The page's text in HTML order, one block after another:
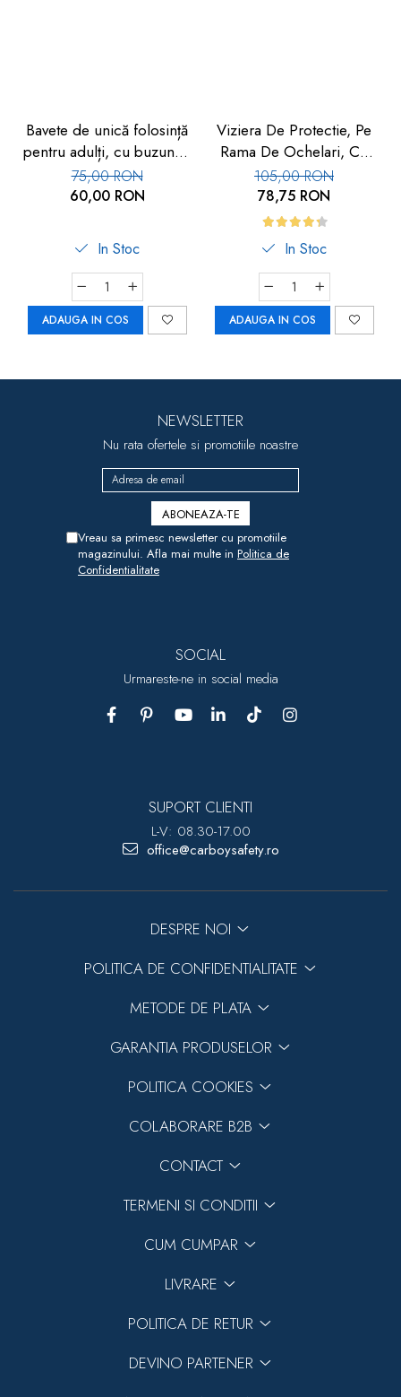
Bavete de unică folosință
pentru adulți, cu buzunar,
set 50 buc, FM-108
75,00 RON
60,00 RON
In Stoc
ADAUGA IN COS
Viziera De Protectie, Pe
Rama De Ochelari, Cu
Folie De Protectie
Inlocuibila, Set 10 Buc,
Car-Boy Safety
105,00 RON
78,75 RON
In Stoc
ADAUGA IN COS
NEWSLETTER
Nu rata ofertele si promotiile noastre
Vreau sa primesc newsletter cu promotiile
magazinului. Afla mai multe in Politica de
Confidentialitate
SOCIAL
Urmareste-ne in social media
SUPORT CLIENTI
L-V: 08.30-17.00
office@carboysafety.ro
DESPRE NOI
POLITICA DE CONFIDENTIALITATE
METODE DE PLATA
GARANTIA PRODUSELOR
POLITICA COOKIES
COLABORARE B2B
CONTACT
TERMENI SI CONDITII
CUM CUMPAR
LIVRARE
POLITICA DE RETUR
DEVINO PARTENER